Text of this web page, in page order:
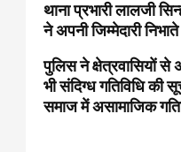
थाना प्रभारी लालजी
ने अपनी जिम्मेदारी
पुलिस ने क्षेत्रवासियों
भी संदिग्ध गतिविधि की
समाज में असामाजिक